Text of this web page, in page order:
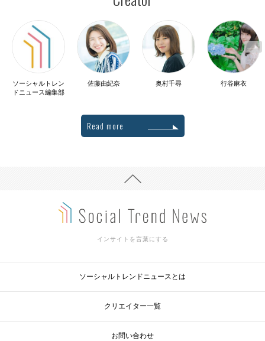
ソーシャルトレン
ドニュース編集部
佐藤由紀奈 奥村千尋 行谷麻衣
Read more
インサイトを言葉にする
ソーシャルトレンドニュースとは
クリエイター一覧
お問い合わせ